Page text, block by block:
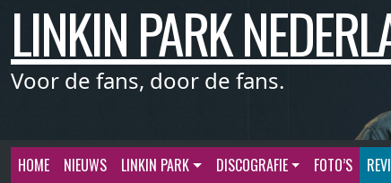
Meteen
de
inhoud
LINKIN PARK
Voor de fans, door de fans.
HOME NIEUWS LINKIN PARK DISCOGRAFIE FOTO’S